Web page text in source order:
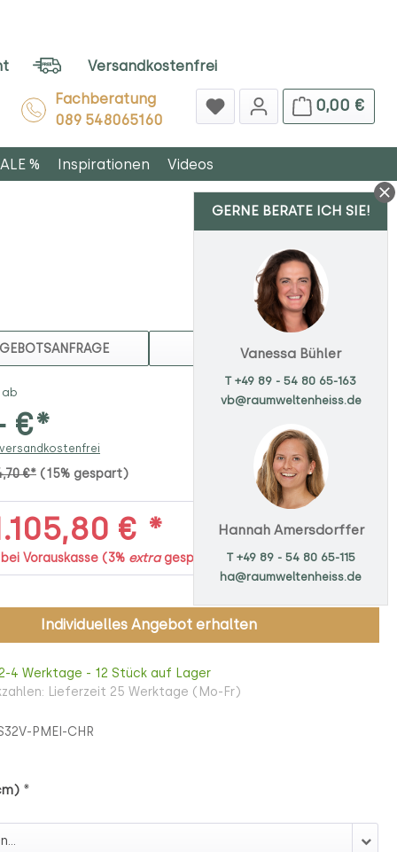
Versandkostenfrei
Fachberatung
089 548065160
0,00 €
% Inspirationen Videos
MERKEN
€*
€* (15% gespart)
€ *
Vorauskasse (3% extragespart)
Individuelles Angebot erhalten
4 Werktage - 12 Stück auf Lager
Lieferzeit 25 Werktage (Mo-Fr)
PMEI-CHR
*
GERNE BERATE ICH SIE!
Vanessa Bühler
T +49 89 - 54 80 65-163
vb@raumweltenheiss.de
Hannah Amersdorffer
T +49 89 - 54 80 65-115
ha@raumweltenheiss.de